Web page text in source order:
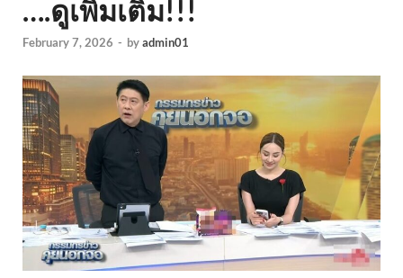
….ดูเพิ่มเติม!!!
February 7, 2026 - byadmin01